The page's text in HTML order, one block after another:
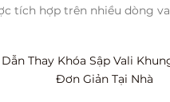
tích hợp trên nhiều dòng